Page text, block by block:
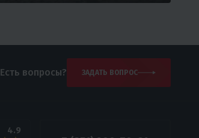
Есть вопросы? ЗАДАТЬ ВОПРОС
4.9